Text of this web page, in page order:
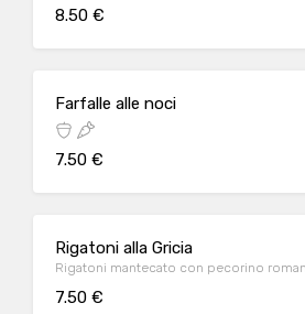
8.50 €
Farfalle alle noci
7.50 €
Rigatoni alla Gricia
Rigatoni mantecato con pecorino
7.50 €